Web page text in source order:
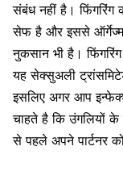
संबंधनहीं है । फिंगरिंग
सेफ है और इससे
नुकसान भी है।
यहसेक्सुअली
इसलिए अगर आप
चाहते है कि उंगलियों
से पहले अपने पार्टनर